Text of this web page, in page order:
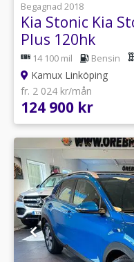
Begagnad 2018
Kia Stonic Kia
Plus 120hk
14 100 mil Bensin
Kamux Linköping
fr. 2 024 kr/mån
124 900 kr